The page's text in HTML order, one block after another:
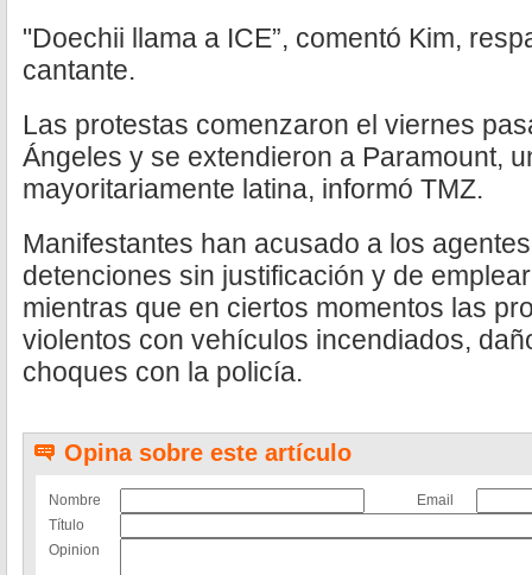
"Doechii llama a ICE”, comentó Kim,
cantante.
Las protestas comenzaron el viernes
Ángeles y se extendieron a Paramount,
mayoritariamente latina, informó TMZ.
Manifestantes han acusado a los
detenciones sin justificación y de
mientras que en ciertos momentos las
violentos con vehículos incendiados,
choques con la policía.
Opina sobre este artículo
Nombre
Email
Título
Opinion